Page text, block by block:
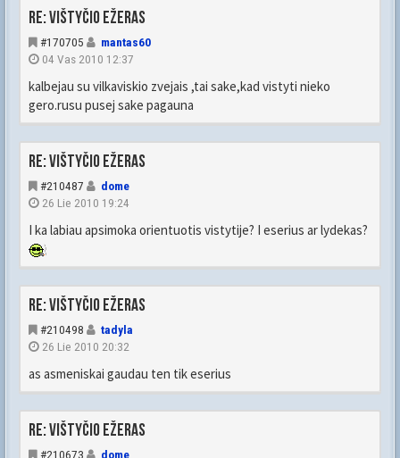
Re: Vištyčio ežeras
#170705
mantas60
04 Vas 2010 12:37
kalbejau su vilkaviskio zvejais ,tai sake,kad vistyti nieko
gero.rusu pusej sake pagauna
Re: Vištyčio ežeras
#210487
dome
26 Lie 2010 19:24
I ka labiau apsimoka orientuotis vistytije? I eserius ar lydekas?
Re: Vištyčio ežeras
#210498
tadyla
26 Lie 2010 20:32
as asmeniskai gaudau ten tik eserius
Re: Vištyčio ežeras
#210673
dome